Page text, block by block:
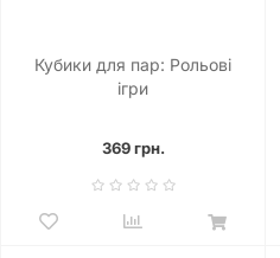
Кубики для пар: Рольові
ігри
369 грн.